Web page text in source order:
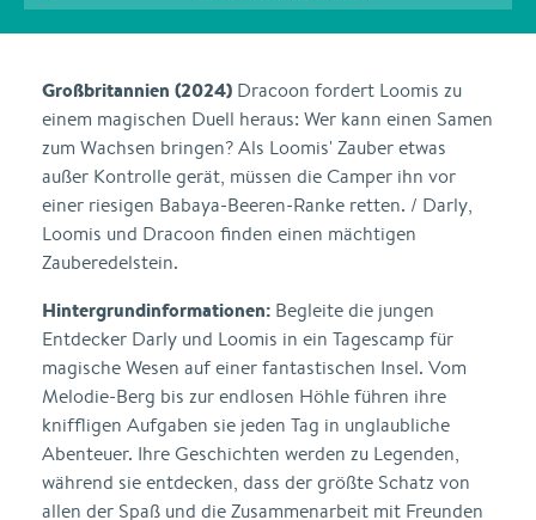
Großbritannien (2024) Dracoon fordert Loomis zu
einem magischen Duell heraus: Wer kann einen Samen
zum Wachsen bringen? Als Loomis' Zauber etwas
außer Kontrolle gerät, müssen die Camper ihn vor
einer riesigen Babaya-Beeren-Ranke retten. / Darly,
Loomis und Dracoon finden einen mächtigen
Zauberedelstein.
Hintergrundinformationen: Begleite die jungen
Entdecker Darly und Loomis in ein Tagescamp für
magische Wesen auf einer fantastischen Insel. Vom
Melodie-Berg bis zur endlosen Höhle führen ihre
kniffligen Aufgaben sie jeden Tag in unglaubliche
Abenteuer. Ihre Geschichten werden zu Legenden,
während sie entdecken, dass der größte Schatz von
allen der Spaß und die Zusammenarbeit mit Freunden